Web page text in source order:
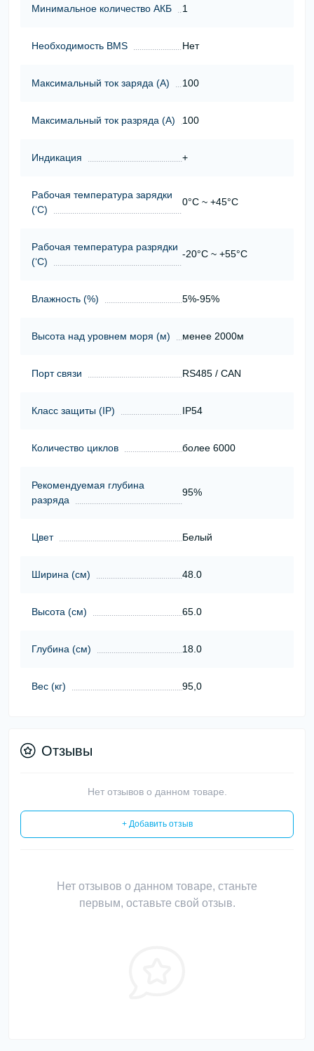
Минимальное количество АКБ 1
Необходимость BMS Нет
Максимальный ток заряда (А) 100
Максимальный ток разряда (А) 100
Индикация +
Рабочая температура зарядки
(‘С)
0°C ~ +45°C
Рабочая температура разрядки
(‘С)
-20°C ~ +55°C
Влажность (%) 5%-95%
Высота над уровнем моря (м) менее 2000м
Порт связи RS485 / CAN
Класс защиты (ІР) IP54
Количество циклов более 6000
Рекомендуемая глубина
разряда
95%
Цвет Белый
Ширина (см) 48.0
Высота (см) 65.0
Глубина (см) 18.0
Вес (кг) 95,0
Отзывы
Нет отзывов о данном товаре.
+ Добавить отзыв
Нет отзывов о данном товаре, станьте
первым, оставьте свой отзыв.